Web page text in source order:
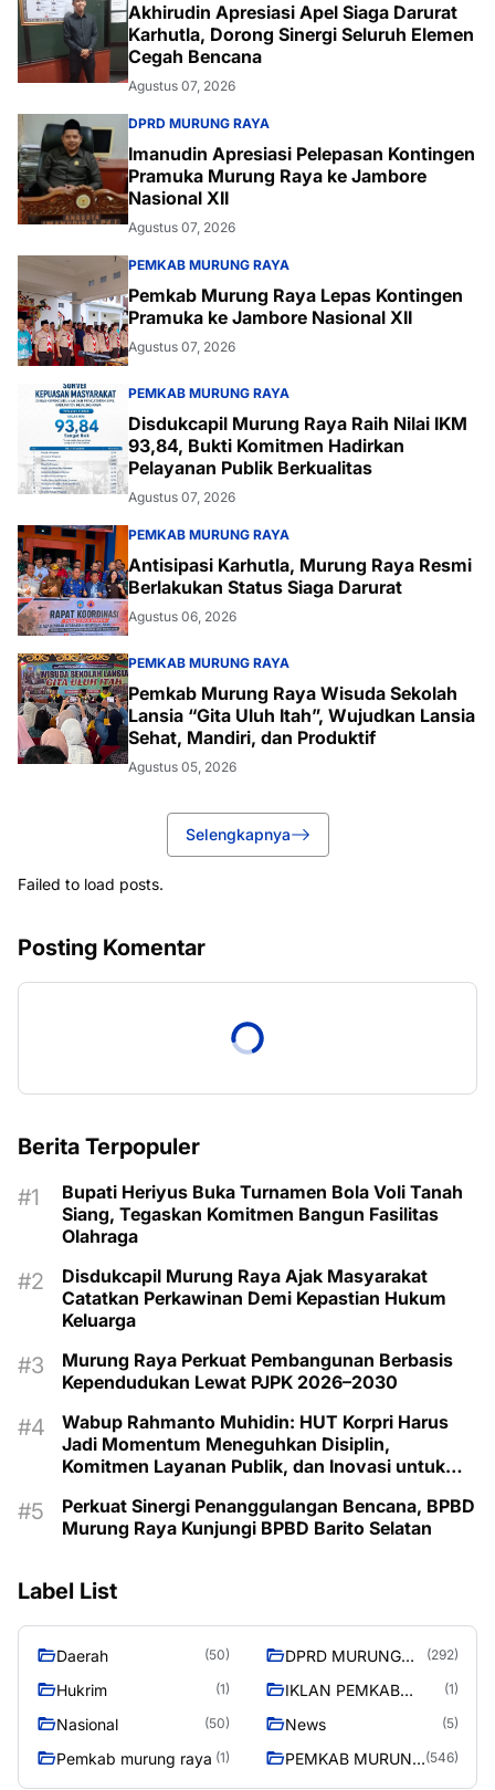
Akhirudin Apresiasi Apel Siaga Darurat
Karhutla, Dorong Sinergi Seluruh Elemen
Cegah Bencana
Agustus 07, 2026
DPRD MURUNG RAYA
Imanudin Apresiasi Pelepasan Kontingen
Pramuka Murung Raya ke Jambore
Nasional XII
Agustus 07, 2026
PEMKAB MURUNG RAYA
Pemkab Murung Raya Lepas Kontingen
Pramuka ke Jambore Nasional XII
Agustus 07, 2026
PEMKAB MURUNG RAYA
Disdukcapil Murung Raya Raih Nilai IKM
93,84, Bukti Komitmen Hadirkan
Pelayanan Publik Berkualitas
Agustus 07, 2026
PEMKAB MURUNG RAYA
Antisipasi Karhutla, Murung Raya Resmi
Berlakukan Status Siaga Darurat
Agustus 06, 2026
PEMKAB MURUNG RAYA
Pemkab Murung Raya Wisuda Sekolah
Lansia “Gita Uluh Itah”, Wujudkan Lansia
Sehat, Mandiri, dan Produktif
Agustus 05, 2026
Selengkapnya
Failed to load posts.
Posting Komentar
Berita Terpopuler
Bupati Heriyus Buka Turnamen Bola Voli Tanah
Siang, Tegaskan Komitmen Bangun Fasilitas
Olahraga
Disdukcapil Murung Raya Ajak Masyarakat
Catatkan Perkawinan Demi Kepastian Hukum
Keluarga
Murung Raya Perkuat Pembangunan Berbasis
Kependudukan Lewat PJPK 2026–2030
Wabup Rahmanto Muhidin: HUT Korpri Harus
Jadi Momentum Meneguhkan Disiplin,
Komitmen Layanan Publik, dan Inovasi untuk
Perkuat Sinergi Penanggulangan Bencana, BPBD
Murung Raya Kunjungi BPBD Barito Selatan
Label List
Daerah (50)
DPRD MURUNG
(292)
Hukrim (1)
IKLAN PEMKAB
(1)
Nasional (50) News (5)
Pemkab murung raya (1)
PEMKAB MURUNG (546)